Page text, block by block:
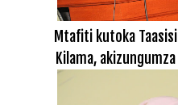
Mtafiti kutoka Taasisi
Kilama,